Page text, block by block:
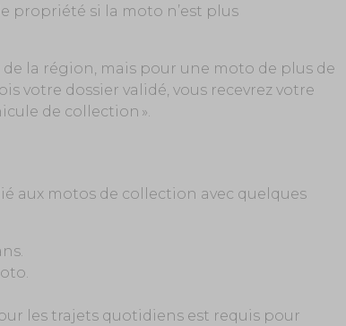
propriété si la moto n’est plus
la région, mais pour une moto de plus de
votre dossier validé, vous recevrez votre
de collection ».
aux motos de collection avec quelques
les trajets quotidiens est requis pour